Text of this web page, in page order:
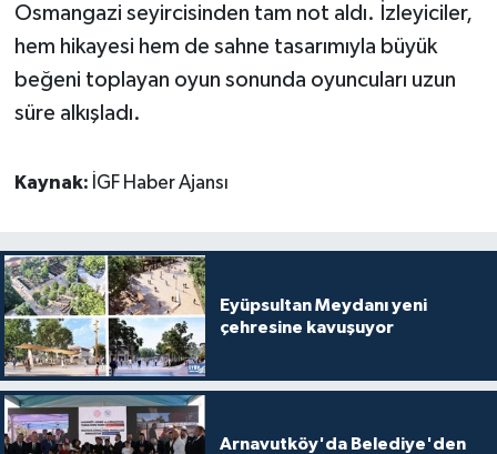
Osmangazi seyircisinden tam not aldı. İzleyiciler,
hem hikayesi hem de sahne tasarımıyla büyük
beğeni toplayan oyun sonunda oyuncuları uzun
süre alkışladı.
Kaynak: İGF Haber Ajansı
Eyüpsultan Meydanı yeni
çehresine kavuşuyor
Arnavutköy'da Belediye'den